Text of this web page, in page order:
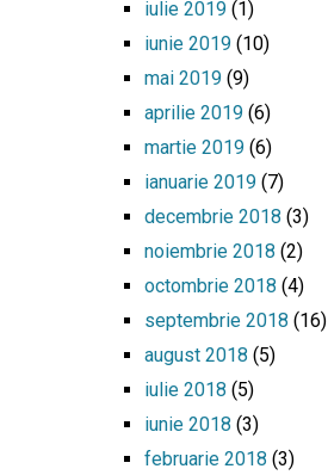
iulie 2019(1)
iunie 2019(10)
mai 2019(9)
aprilie 2019(6)
martie 2019(6)
ianuarie 2019(7)
decembrie 2018 (3)
noiembrie 2018 (2)
octombrie 2018 (4)
septembrie 2018 (16)
august 2018 (5)
iulie 2018 (5)
iunie 2018 (3)
februarie 2018 (3)